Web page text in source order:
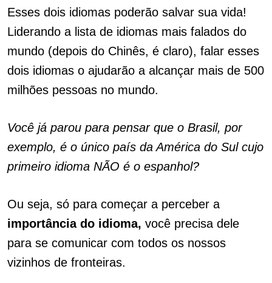
Esses dois idiomas poderão salvar sua vida!
Liderando a lista de idiomas mais falados do
mundo (depois do Chinês, é claro), falar esses
dois idiomas o ajudarão a alcançar mais de 500
milhões pessoas no mundo.
Você já parou para pensar que o Brasil, por
exemplo, é o único país da América do Sul cujo
primeiro idioma NÃO é o espanhol?
Ou seja, só para começar a perceber a
importância do idioma, você precisa dele
para se comunicar com todos os nossos
vizinhos de fronteiras.